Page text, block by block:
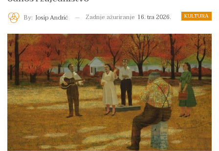
KULTURA
By: Josip Andrić Zadnje ažuriranje 16. tra 2026.